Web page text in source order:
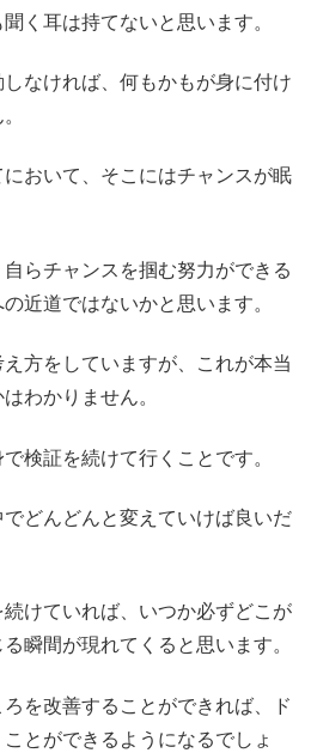
く耳は持てないと思います。
なければ、何もかもが身に付け
おいて、そこにはチャンスが眠
らチャンスを掴む努力ができる
近道ではないかと思います。
方をしていますが、これが本当
わかりません。
検証を続けて行くことです。
どんどんと変えていけば良いだ
けていれば、いつか必ずどこが
瞬間が現れてくると思います。
を改善することができれば、ド
とができるようになるでしょ